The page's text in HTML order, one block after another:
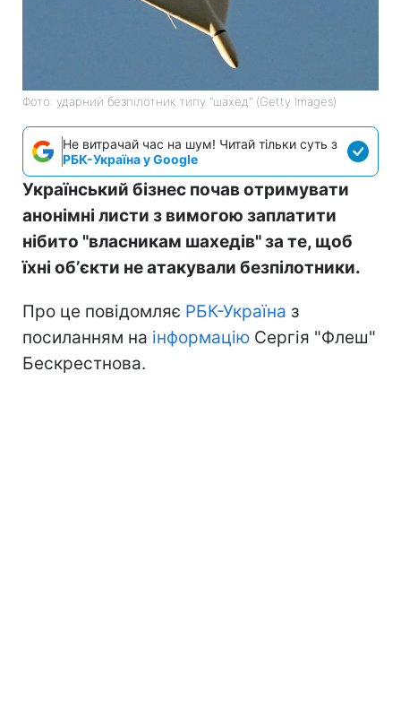
Фото: ударний безпілотник типу "шахед" (Getty Images)
Не витрачай час на шум! Читай тільки суть з
РБК-Україна у Google
Український бізнес почав отримувати
анонімні листи з вимогою заплатити
нібито "власникам шахедів" за те, щоб
їхні обʼєкти не атакували безпілотники.
Про це повідомляє РБК-Україна з
посиланням на інформацію Сергія "Флеш"
Бескрестнова.